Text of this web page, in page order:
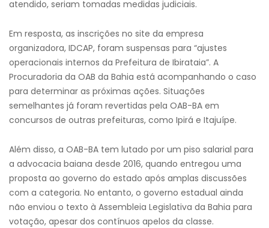
atendido, seriam tomadas medidas judiciais.
Em resposta, as inscrições no site da empresa
organizadora, IDCAP, foram suspensas para “ajustes
operacionais internos da Prefeitura de Ibirataia”. A
Procuradoria da OAB da Bahia está acompanhando o caso
para determinar as próximas ações. Situações
semelhantes já foram revertidas pela OAB-BA em
concursos de outras prefeituras, como Ipirá e Itajuípe.
Além disso, a OAB-BA tem lutado por um piso salarial para
a advocacia baiana desde 2016, quando entregou uma
proposta ao governo do estado após amplas discussões
com a categoria. No entanto, o governo estadual ainda
não enviou o texto à Assembleia Legislativa da Bahia para
votação, apesar dos contínuos apelos da classe.